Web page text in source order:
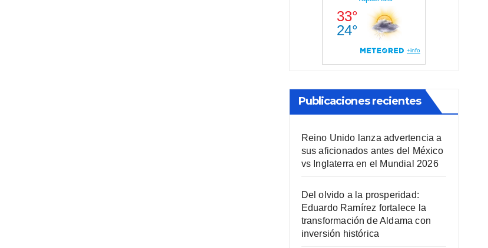
Publicaciones recientes
Reino Unido lanza advertencia a
sus aficionados antes del México
vs Inglaterra en el Mundial 2026
Del olvido a la prosperidad:
Eduardo Ramírez fortalece la
transformación de Aldama con
inversión histórica